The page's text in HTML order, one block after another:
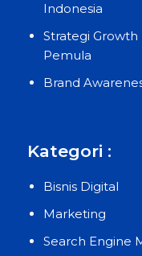
Indonesia
Strategi
Pemula
Brand
Kategori :
Bisnis Digital
Marketing
Search Engine